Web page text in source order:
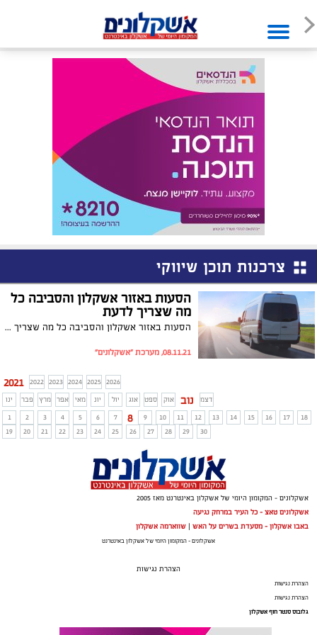
צרכנות תוכן שיווקי
הסעות באזור אשקלון והסביבה כל
מה שצריך לדעת
הסעות באזור אשקלון והסביבה כל מה שצריך לדעת
08.11.21, מערכת "אשקלונים"
2021 2022 2023 2024 2025 2026
ינו
פבר מרץ אפר מאי יונ יול אוג ספט אוק נוב
דצמ
1
2 3 4 5 6 7 8 9 10 11 12 13 14 15 16 17
18
19
20 21 22 23 24 25 26 27 28 29 30
אשקלונים - המקומון היומי של אשקלון באינטרנט מאז 2005
אשקלונים טאצ - כל העיר במרחק נגיעה
באבו אשקלון - מסעדת בשרים על האש | שווארמה אשקלון
אשקלונים - המקומון היומי של אשקלון באינטרנט
הצהרת נגישות
הצהרת נגישות
הצהרת נגישות
גלובוס סנטר חוף אשקלון